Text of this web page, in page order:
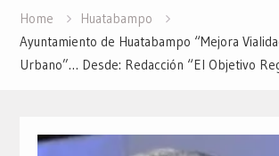
Home
Huatabampo
Ayuntamiento de Huatabampo “Mejora
Urbano”… Desde: Redacción “El Objetivo